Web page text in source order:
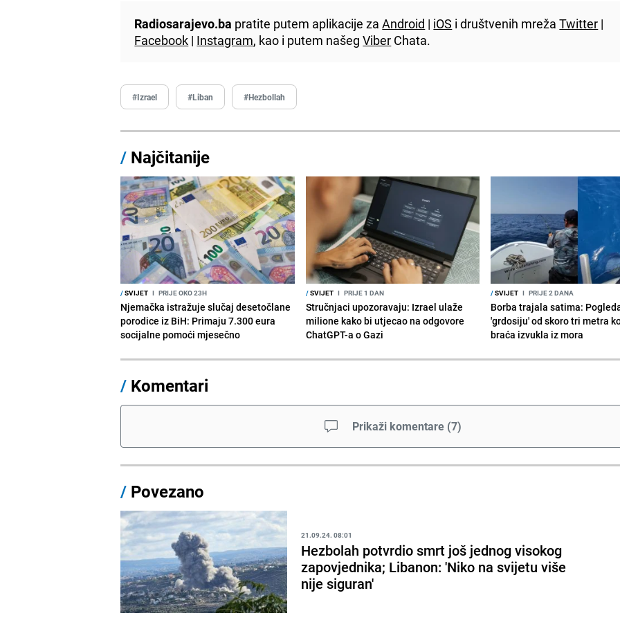
Radiosarajevo.ba pratite putem aplikacije zaAndroid | iOS i društvenih mrežaTwitter |
Facebook | Instagram, kao i putem našegViber Chata.
#Izrael #Liban #Hezbollah
/ Najčitanije
/SVIJET I PRIJE OKO 23H
Njemačka istražuje slučaj desetočlane
porodice iz BiH: Primaju 7.300 eura
socijalne pomoći mjesečno
/SVIJET I PRIJE 1 DAN
Stručnjaci upozoravaju: Izrael ulaže
milione kako bi utjecao na odgovore
ChatGPT-a o Gazi
/SVIJET I PRIJE 2 DANA
Borba trajala satima:
'grdosiju' od skoro tri metra
braća izvukla iz mora
/ Komentari
Prikaži komentare (7)
/ Povezano
21.09.24. 08:01
Hezbolah potvrdio smrt još jednog visokog
zapovjednika; Libanon: 'Niko na svijetu više
nije siguran'